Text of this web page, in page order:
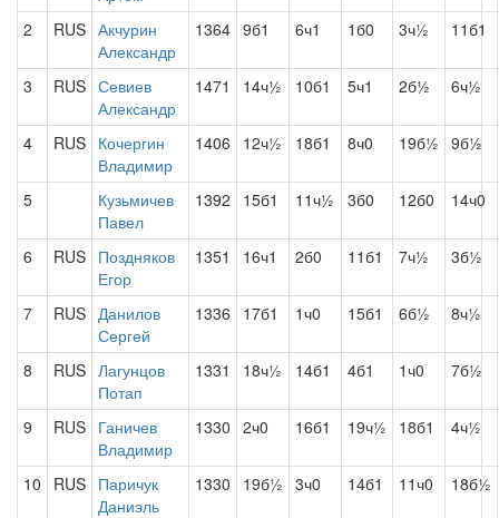
2 RUS Акчурин
Александр
1364 9б1 6ч1 1б0 3ч½ 11б1
3 RUS Севиев
Александр
1471 14ч½ 10б1 5ч1 2б½ 6ч½
4 RUS Кочергин
Владимир
1406 12ч½ 18б1 8ч0 19б½ 9б½
5
Кузьмичев
Павел
1392 15б1 11ч½ 3б0 12б0 14ч0
6 RUS Поздняков
Егор
1351 16ч1 2б0 11б1 7ч½ 3б½
7 RUS Данилов
Сергей
1336 17б1 1ч0 15б1 6б½ 8ч½
8 RUS Лагунцов
Потап
1331 18ч½ 14б1 4б1 1ч0 7б½
9 RUS Ганичев
Владимир
1330 2ч0 16б1 19ч½ 18б1 4ч½
10 RUS Паричук
Даниэль
1330 19б½ 3ч0 14б1 11ч0 18б½